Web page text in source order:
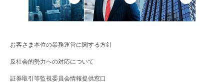
お客さま本位の業務運営に関する方針
反社会的勢力への対応について
証券取引等監視委員会情報提供窓口